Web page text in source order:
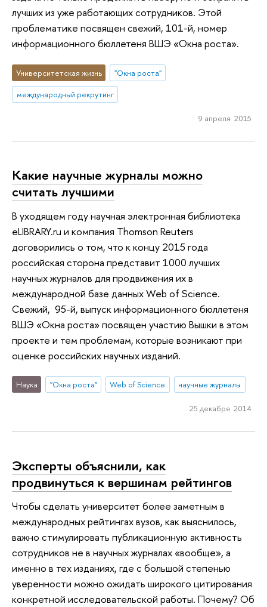
лучших из уже работающих сотрудников. Этой
проблематике посвящен свежий, 101-й, номер
информационного бюллетеня ВШЭ «Окна роста».
Университетская жизнь
"Окна роста"
международный рекрутинг
9 апреля 2015
Какие научные журналы можно
считать лучшими
В уходящем году научная электронная библиотека
eLIBRARY.ru и компания Thomson Reuters
договорились о том, что к концу 2015 года
российская сторона представит 1000 лучших
научных журналов для продвижения их в
международной базе данных Web of Science.
Свежий, 95-й, выпуск информационного бюллетеня
ВШЭ «Окна роста» посвящен участию Вышки в этом
проекте и тем проблемам, которые возникают при
оценке российских научных изданий.
Наука "Окна роста" Web of Science научные журналы
25 декабря 2014
Эксперты объяснили, как
продвинуться к вершинам рейтингов
Чтобы сделать университет более заметным в
международных рейтингах вузов, как выяснилось,
важно стимулировать публикационную активность
сотрудников не в научных журналах «вообще», а
именно в тех изданиях, где с большой степенью
уверенности можно ожидать широкого цитирования
конкретной исследовательской работы. Почему? Об